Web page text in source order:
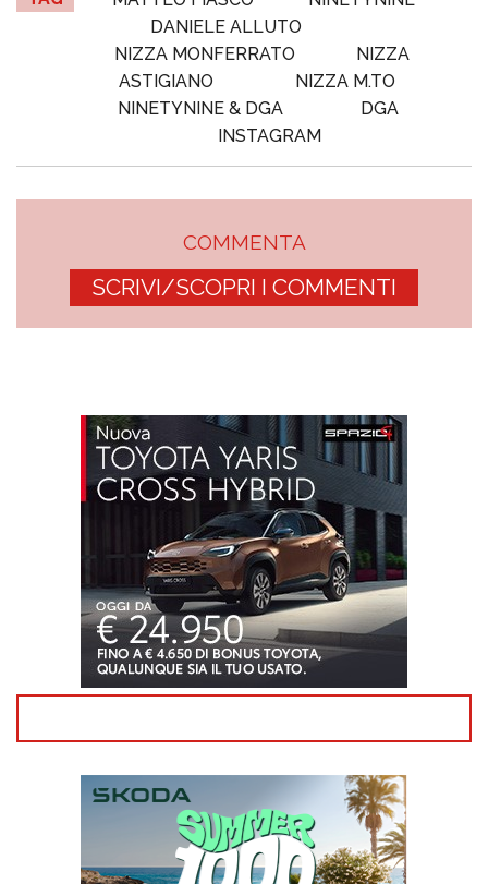
DANIELE ALLUTO
NIZZA MONFERRATO
NIZZA
ASTIGIANO
NIZZA M.TO
NINETYNINE & DGA
DGA
INSTAGRAM
COMMENTA
SCRIVI/SCOPRI I COMMENTI